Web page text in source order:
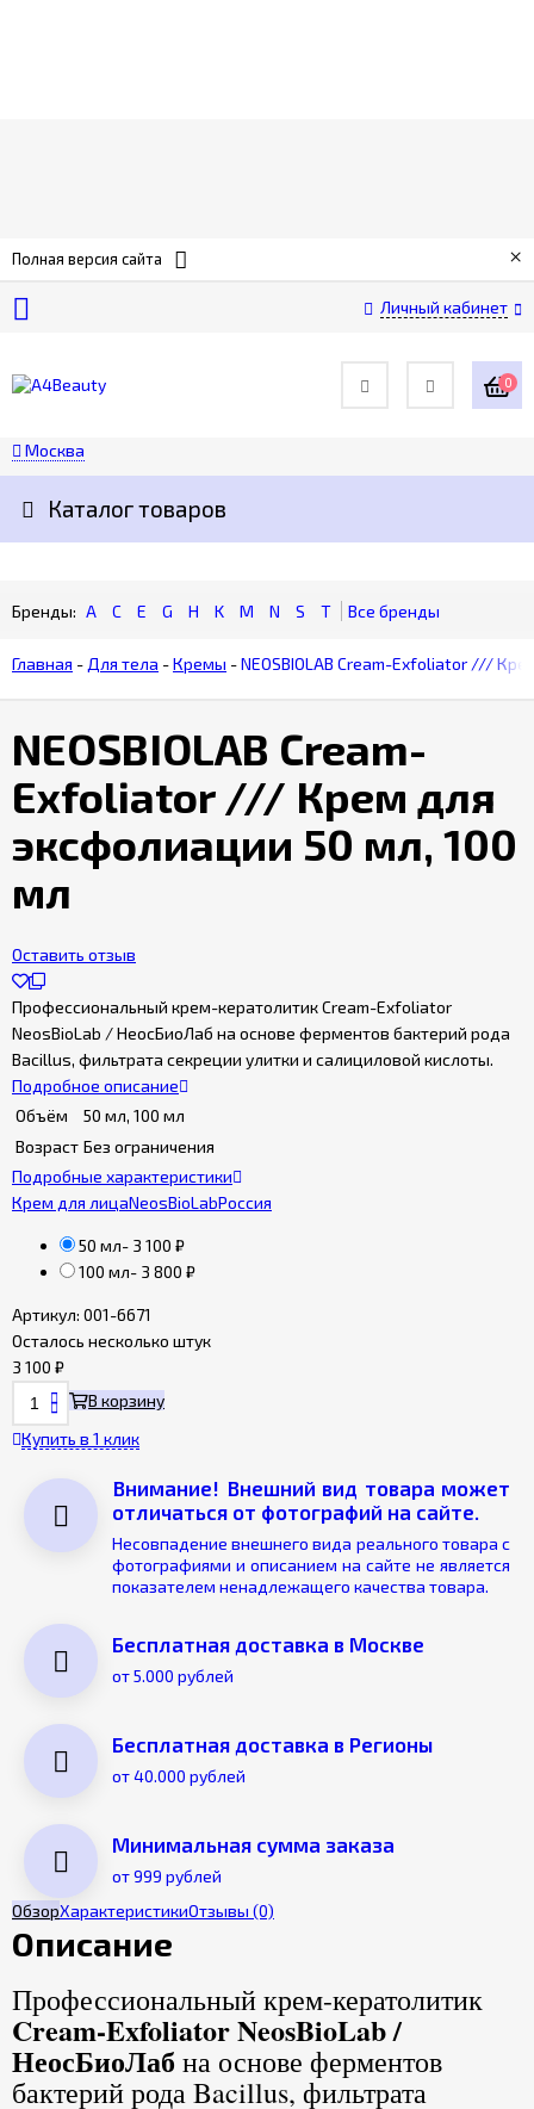
Полная версия сайта ×
Личный кабинет
Политика
товара
0
Москва
Каталог товаров
A C E G H K M N S T
Главная - Для тела -Кремы -NEOSBIOLAB Cream-Exfoliator ///
NEOSBIOLAB Cream-
Exfoliator /// Крем для
эксфолиации 50 мл, 100
мл
Оставить отзыв
Профессиональный крем-кератолитик Cream-Exfoliator
NeosBioLab / НеосБиоЛаб на основе ферментов бактерий рода
Bacillus, фильтрата секреции улитки и салициловой кислоты.
Подробное описание
Объём
50 мл, 100 мл
Возраст Без ограничения
Подробные характеристики
Крем для лицаNeosBioLabРоссия
50 мл- 3 100 ₽
100 мл- 3 800 ₽
Артикул: 001-6671
Осталось несколько штук
3 100 ₽
В корзину
Купить в 1 клик
Внимание! Внешний вид товара может
отличаться от фотографий на сайте.
Несовпадение внешнего вида реального товара с
фотографиями и описанием на сайте не является
показателем ненадлежащего качества товара.
Бесплатная доставка в Москве
от 5.000 рублей
Бесплатная доставка в Регионы
от 40.000 рублей
Минимальная сумма заказа
от 999 рублей
ОбзорХарактеристикиОтзывы (0)
Описание
Профессиональный крем-кератолитик
Cream-Exfoliator NeosBioLab /
НеосБиоЛаб на основе ферментов
бактерий рода Bacillus, фильтрата